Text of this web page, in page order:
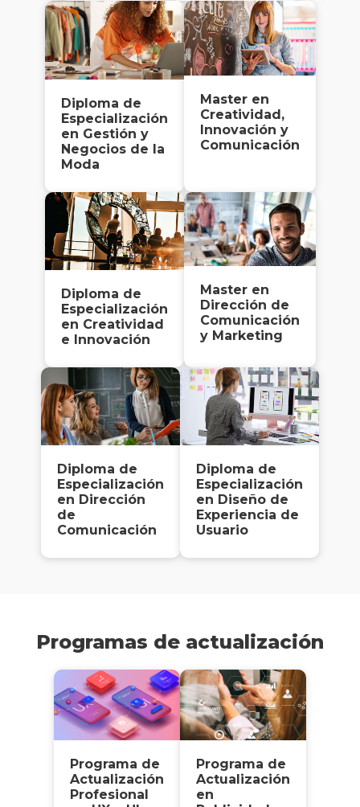
Diploma de
Especialización
en Gestión y
Negocios de la
Moda
Master en
Creatividad,
Innovación y
Comunicación
Diploma de
Especialización
en Creatividad
e Innovación
Master en
Dirección de
Comunicación
y Marketing
Diploma de
Especialización
en Dirección
de
Comunicación
Diploma de
Especialización
en Diseño de
Experiencia de
Usuario
Programas de actualización
Programa de
Actualización
Profesional
Programa de
Actualización
en